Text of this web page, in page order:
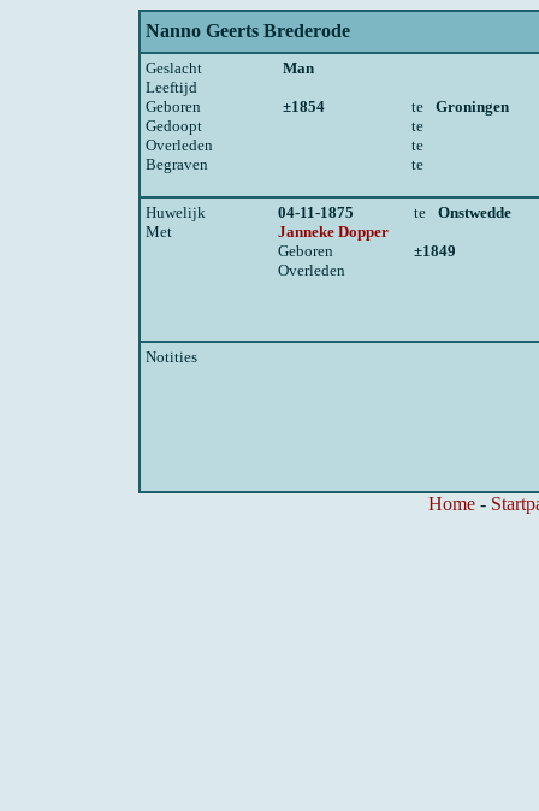
Nanno Geerts Brederode
Geslacht
Man
Leeftijd
Geboren
±1854 te
Groningen
Gedoopt
te
Overleden
te
Begraven
te
Huwelijk 04-11-1875 te
Onstwedde
Met
Janneke Dopper
Geboren
±1849
Overleden
Notities
Home-